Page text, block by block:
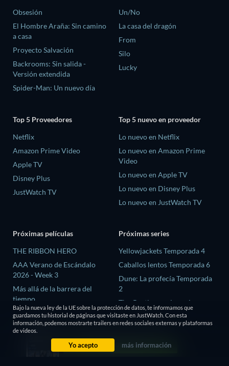
Obsesión
El Hombre Araña: Sin camino
a casa
Proyecto Salvación
Backrooms: Sin salida -
Versión extendida
Spider-Man: Un nuevo día
Un/No
La casa del dragón
From
Silo
Lucky
Top 5 Proveedores
Netflix
Amazon Prime Video
Apple TV
Disney Plus
JustWatch TV
Top 5 nuevo en proveedor
Lo nuevo en Netflix
Lo nuevo en Amazon Prime
Video
Lo nuevo en Apple TV
Lo nuevo en Disney Plus
Lo nuevo en JustWatch TV
Próximas películas
THE RIBBON HERO
AAA Verano de Escándalo
2026 - Week 3
Más allá de la barrera del
tiempo
Megaville
El proceso de las brujas
Próximas series
Yellowjackets Temporada 4
Caballos lentos Temporada 6
Dune: La profecía Temporada
2
The Gentlemen: La serie
Temporada 2
El amor es ciego: Reino Unido
Bajo la nueva ley de la UE sobre la protección de datos, te informamos que
guardamos tu historial de páginas que visitaste en JustWatch. Con esta
información, podemos mostrarte trailers en redes sociales externas y plataformas
de videos.
Yo acepto más información